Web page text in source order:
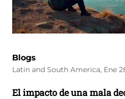
Blogs
Latin and South America, Ene
El impacto de una mala